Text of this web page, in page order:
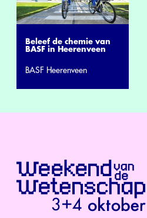
Beleef de chemie van
BASF in Heerenveen
BASF Heerenveen